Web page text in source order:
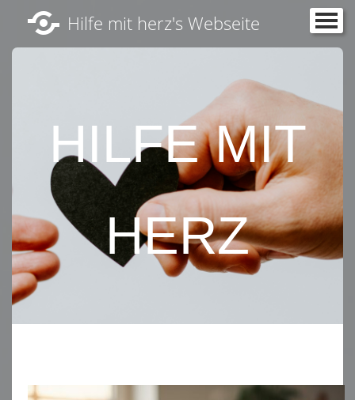
Hilfe mit herz's Webseite
HILFE MIT
HERZ
Startseite